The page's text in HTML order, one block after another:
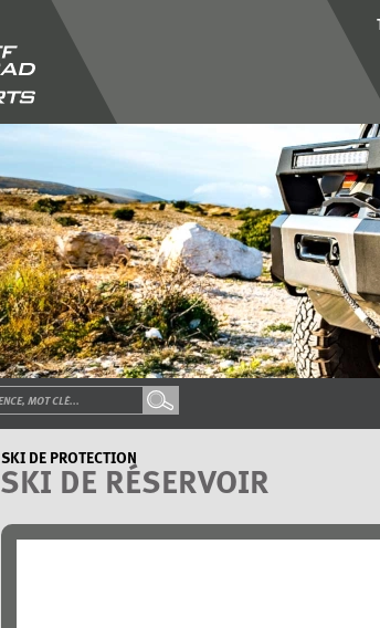
SKI DE PROTECTION
SKI DE RÉSERVOIR